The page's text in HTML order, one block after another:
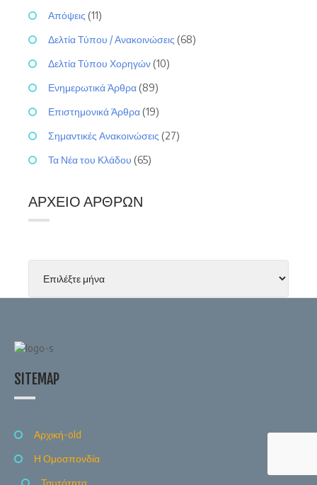
Απόψεις (11)
Δελτία Τύπου / Ανακοινώσεις (68)
Δελτία Τύπου Χορηγών (10)
Ενημερωτικά Άρθρα (89)
Επιστημονικά Άρθρα (19)
Σημαντικές Ανακοινώσεις (27)
Τα Νέα του Κλάδου (65)
ΑΡΧΕΊΟ ΆΡΘΡΩΝ
SITEMAP
Αρχική-old
Η Ομοσπονδία